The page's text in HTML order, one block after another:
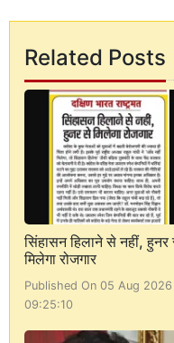
Related Posts
सिंहासन हिलाने से नहीं,
मिलेगा रोजगार
Published On 05 Aug 2026
09:25:10